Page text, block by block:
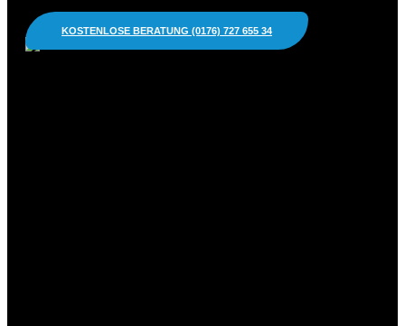
KOSTENLOSE BERATUNG (0176) 727 655 34